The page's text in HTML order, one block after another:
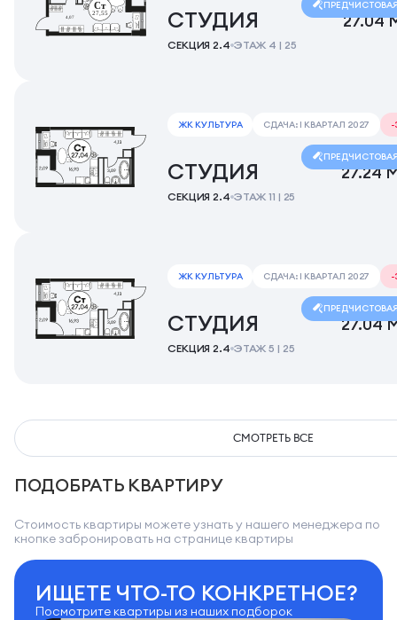
СМОТРЕТЬ ВСЕ
СТУДИЯ
СЕКЦИЯ 2.4 ЭТАЖ 4 | 25
27.04
ЖК КУЛЬТУРА СДАЧА: I КВАРТАЛ 2027 -
СТУДИЯ
СЕКЦИЯ 2.4 ЭТАЖ 11 | 25
27.24
ЖК КУЛЬТУРА СДАЧА: I КВАРТАЛ 2027 -
СТУДИЯ
СЕКЦИЯ 2.4 ЭТАЖ 5 | 25
27.04
ПОДОБРАТЬ КВАРТИРУ
Стоимость квартиры можете узнать у нашего менеджера по
кнопке забронировать на странице квартиры
ИЩЕТЕ ЧТО-ТО КОНКРЕТНОЕ?
Посмотрите квартиры из наших подборок